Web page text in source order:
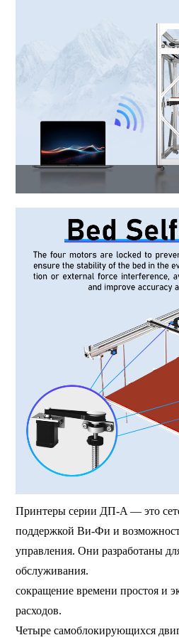
Принтеры серии ДП-A — это
поддержкой Ви-Фи и
управления. Они разработаны
обслуживания.
сокращение времени простоя и
расходов.
Четыре самоблокирующихся